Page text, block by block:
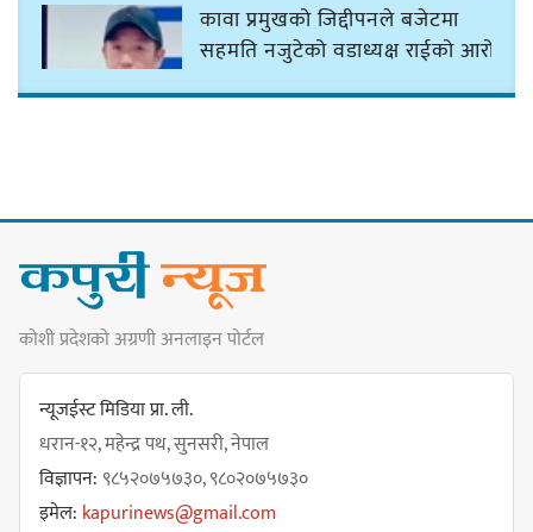
कावा प्रमुखको जिद्दीपनले बजेटमा
सहमति नजुटेको वडाध्यक्ष राईको आरोप
सन्धिका लागि विशेष समिति गठन गर्न
प्रधानमन्त्रीसँग आग्रह : कुमार लिङ्देन
कार्यवाहक प्रमुख बेघालाई अश्लील शब्द
नगरसभा रोकियो
कोशी प्रदेशको अग्रणी अनलाइन पोर्टल
न्यूजईस्ट मिडिया प्रा. ली.
धरान-१२, महेन्द्र पथ, सुनसरी, नेपाल
विज्ञापन:९८५२०७५७३०, ९८०२०७५७३०
इमेल: kapurinews@gmail.com